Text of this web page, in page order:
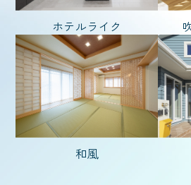
ホテルライク
和風
バイク
猫と暮らす
2階リビング
ハイト
白い外観
L型キッチ
ファミリークローク